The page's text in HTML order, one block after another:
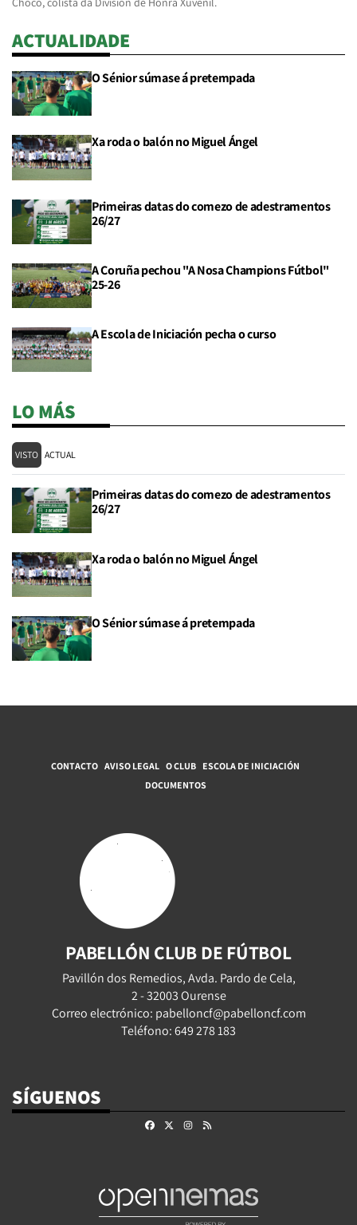
ACTUALIDADE
O Sénior súmase á pretempada
Xa roda o balón no Miguel Ángel
Primeiras datas do comezo de adestramentos
26/27
A Coruña pechou "A Nosa Champions Fútbol"
25-26
A Escola de Iniciación pecha o curso
LO MÁS
VISTO ACTUAL
Primeiras datas do comezo de adestramentos
26/27
Xa roda o balón no Miguel Ángel
O Sénior súmase á pretempada
CONTACTO AVISO LEGAL O CLUB ESCOLA DE INICIACIÓN
DOCUMENTOS
PABELLÓN CLUB DE FÚTBOL
Pavillón dos Remedios, Avda. Pardo de Cela,
2 - 32003 Ourense
Correo electrónico: pabelloncf@pabelloncf.com
Teléfono: 649 278 183
SÍGUENOS
FacebookInstagram